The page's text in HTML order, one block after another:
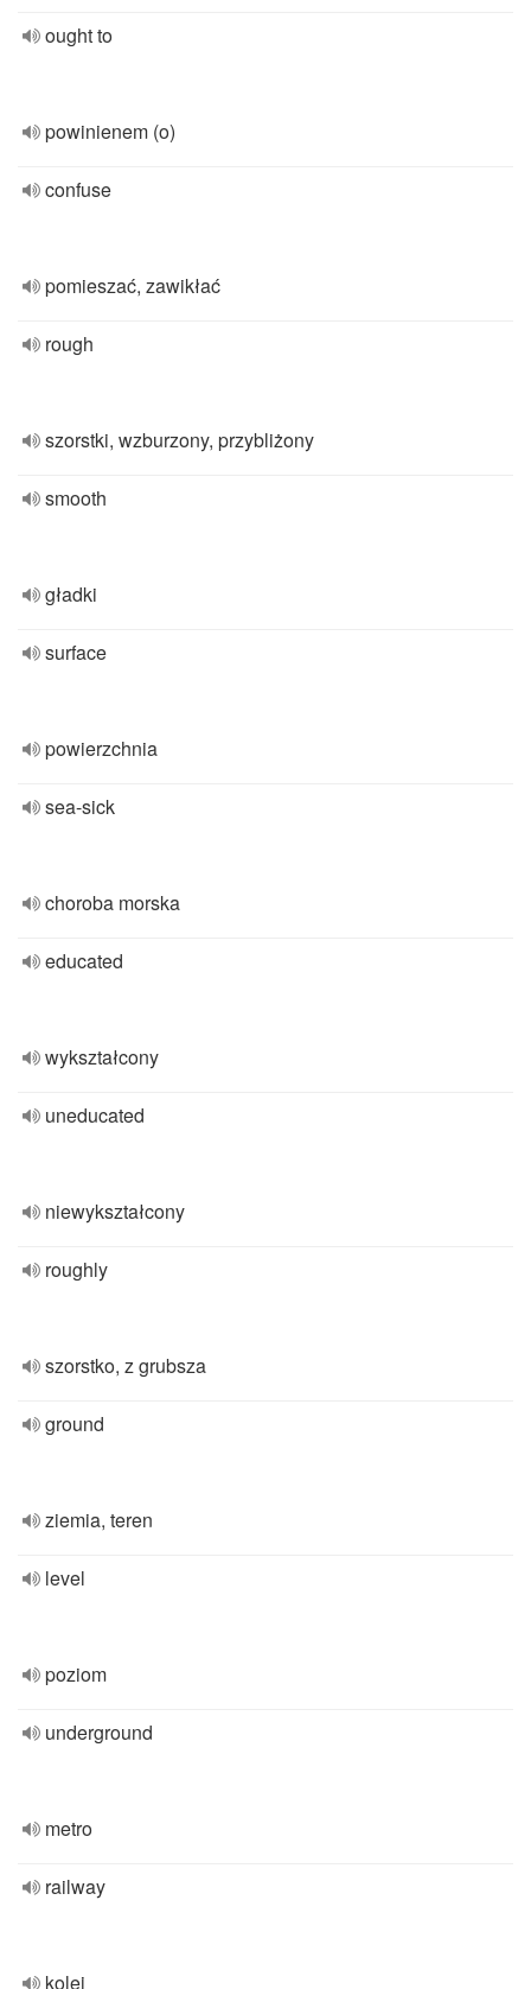
ought to
powinienem (o)
confuse
pomieszać, zawikłać
rough
szorstki, wzburzony, przybliżony
smooth
gładki
surface
powierzchnia
sea-sick
choroba morska
educated
wykształcony
uneducated
niewykształcony
roughly
szorstko, z grubsza
ground
ziemia, teren
level
poziom
underground
metro
railway
kolej